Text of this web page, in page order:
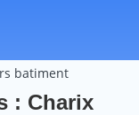
batiment
: Charix